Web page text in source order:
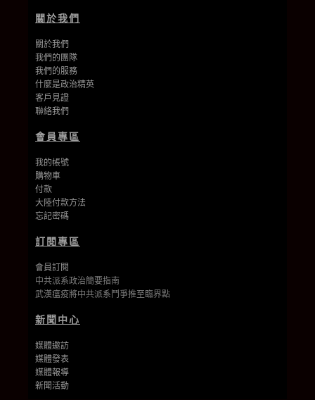
關於我們
關於我們
我們的團隊
我們的服務
什麼是政治精英
客戶見證
聯絡我們
會員專區
我的帳號
購物車
付款
大陸付款方法
忘記密碼
訂閱專區
會員訂閱
中共派系政治簡要指南
武漢瘟疫將中共派系鬥爭推至臨界點
新聞中心
媒體邀訪
媒體發表
媒體報導
新聞活動